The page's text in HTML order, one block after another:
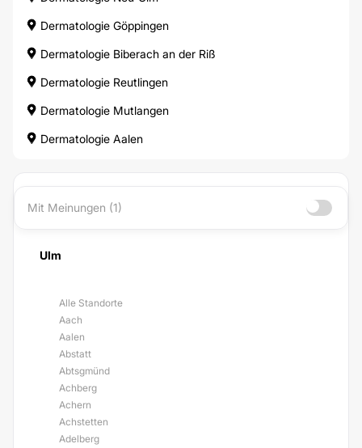
Dermatologie Göppingen
Dermatologie Biberach an der Riß
Dermatologie Reutlingen
Dermatologie Mutlangen
Dermatologie Aalen
Mit Meinungen (1)
Ulm
Alle Standorte
Aach
Aalen
Abstatt
Abtsgmünd
Achberg
Achern
Achstetten
Adelberg